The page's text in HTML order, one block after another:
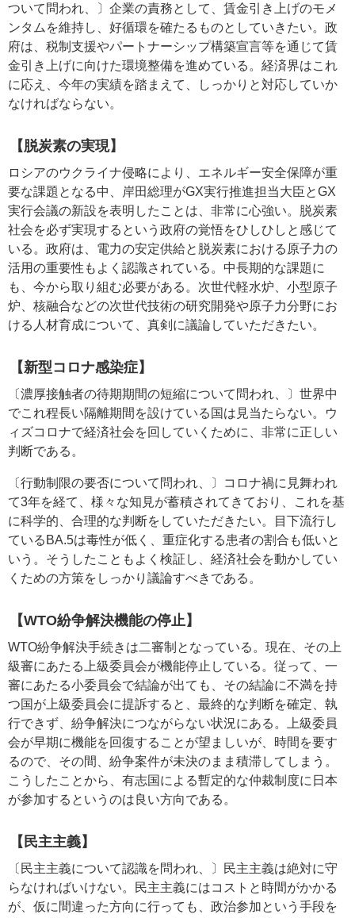
ついて問われ、〕企業の責務として、賃金引き上げのモメ
ンタムを維持し、好循環を確たるものとしていきたい。政
府は、税制支援やパートナーシップ構築宣言等を通じて賃
金引き上げに向けた環境整備を進めている。経済界はこれ
に応え、今年の実績を踏まえて、しっかりと対応していか
なければならない。
【脱炭素の実現】
ロシアのウクライナ侵略により、エネルギー安全保障が重
要な課題となる中、岸田総理がGX実行推進担当大臣とGX
実行会議の新設を表明したことは、非常に心強い。脱炭素
社会を必ず実現するという政府の覚悟をひしひしと感じて
いる。政府は、電力の安定供給と脱炭素における原子力の
活用の重要性もよく認識されている。中長期的な課題に
も、今から取り組む必要がある。次世代軽水炉、小型原子
炉、核融合などの次世代技術の研究開発や原子力分野にお
ける人材育成について、真剣に議論していただきたい。
【新型コロナ感染症】
〔濃厚接触者の待期期間の短縮について問われ、〕世界中
でこれ程長い隔離期間を設けている国は見当たらない。ウ
ィズコロナで経済社会を回していくために、非常に正しい
判断である。
〔行動制限の要否について問われ、〕コロナ禍に見舞われ
て3年を経て、様々な知見が蓄積されてきており、これを基
に科学的、合理的な判断をしていただきたい。目下流行し
ているBA.5は毒性が低く、重症化する患者の割合も低いと
いう。そうしたこともよく検証し、経済社会を動かしてい
くための方策をしっかり議論すべきである。
【WTO紛争解決機能の停止】
WTO紛争解決手続きは二審制となっている。現在、その上
級審にあたる上級委員会が機能停止している。従って、一
審にあたる小委員会で結論が出ても、その結論に不満を持
つ国が上級委員会に提訴すると、最終的な判断を確定、執
行できず、紛争解決につながらない状況にある。上級委員
会が早期に機能を回復することが望ましいが、時間を要す
るので、その間、紛争案件が未決のまま積滞してしまう。
こうしたことから、有志国による暫定的な仲裁制度に日本
が参加するというのは良い方向である。
【民主主義】
〔民主主義について認識を問われ、〕民主主義は絶対に守
らなければいけない。民主主義にはコストと時間がかかる
が、仮に間違った方向に行っても、政治参加という手段を